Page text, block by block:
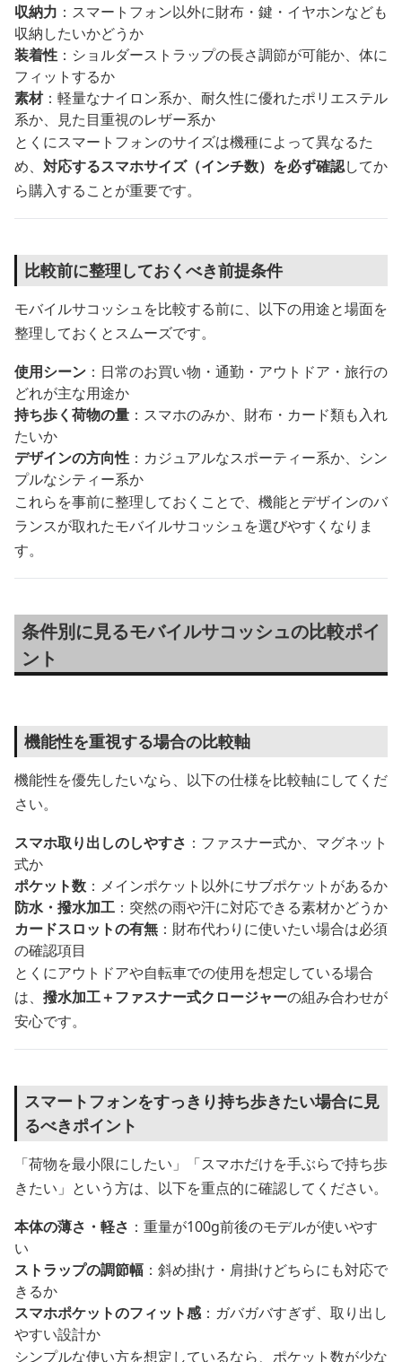
収納力 ：スマートフォン以外に財布・鍵・イヤホンなども
収納したいかどうか
装着性 ：ショルダーストラップの長さ調節が可能か、体に
フィットするか
素材：軽量なナイロン系か、耐久性に優れたポリエステル
系か、見た目重視のレザー系か
とくにスマートフォンのサイズは機種によって異なるた
め、 対応するスマホサイズ（インチ数）を必ず確認してか
ら購入することが重要です。
比較前に整理しておくべき前提条件
モバイルサコッシュを比較する前に、以下の用途と場面を
整理しておくとスムーズです。
使用シーン ：日常のお買い物・通勤・アウトドア・旅行の
どれが主な用途か
持ち歩く荷物の量 ：スマホのみか、財布・カード類も入れ
たいか
デザインの方向性 ：カジュアルなスポーティー系か、シン
プルなシティー系か
これらを事前に整理しておくことで、機能とデザインのバ
ランスが取れたモバイルサコッシュを選びやすくなりま
す。
条件別に見るモバイルサコッシュの比較ポイ
ント
機能性を重視する場合の比較軸
機能性を優先したいなら、以下の仕様を比較軸にしてくだ
さい。
スマホ取り出しのしやすさ ：ファスナー式か、マグネット
式か
ポケット数 ：メインポケット以外にサブポケットがあるか
防水・撥水加工 ：突然の雨や汗に対応できる素材かどうか
カードスロットの有無 ：財布代わりに使いたい場合は必須
の確認項目
とくにアウトドアや自転車での使用を想定している場合
は、 撥水加工＋ファスナー式クロージャーの組み合わせが
安心です。
スマートフォンをすっきり持ち歩きたい場合に見
るべきポイント
「荷物を最小限にしたい」「スマホだけを手ぶらで持ち歩
きたい」という方は、以下を重点的に確認してください。
本体の薄さ・軽さ ：重量が100g前後のモデルが使いやす
い
ストラップの調節幅 ：斜め掛け・肩掛けどちらにも対応で
きるか
スマホポケットのフィット感：ガバガバすぎず、取り出し
やすい設計か
シンプルな使い方を想定しているなら、ポケット数が少な